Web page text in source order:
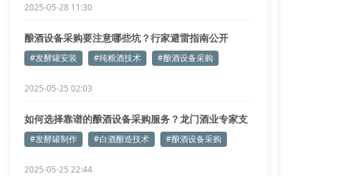
2025-05-28 11:30
酿酒设备采购要注意哪些坑？行家避雷指南公开
#发酵罐安装 #纯粮酒技术 #酿酒设备采购
2025-05-25 02:03
如何选择靠谱的酿酒设备采购服务？龙门酒业专家支
招#发酵罐制作 #白酒酿造技术 #酿酒设备采购
2025-05-25 22:44